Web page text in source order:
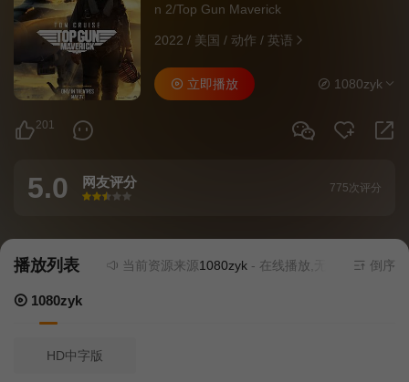
n 2/Top Gun Maverick
2022 / 美国 / 动作/ 英语
201
立即播放 1080zyk
5.0 网友评分
很差
较差还行推荐力荐
775次评分
播放列表 当前资源来源1080zyk- 在线播放,无需安装播放器
倒序
1080zyk
HD中字版